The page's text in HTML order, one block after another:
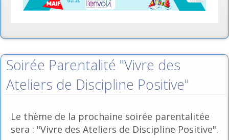
Soirée Parentalité "Vivre des
Ateliers de Discipline Positive"
Le thème de la prochaine soirée parentalitée
sera : "Vivre des Ateliers de Discipline Positive".